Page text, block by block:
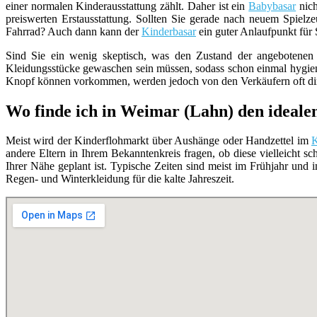
einer normalen Kinderausstattung zählt. Daher ist einBabybasar
preiswerten Erstausstattung. Sollten Sie gerade nach neuem
Fahrrad? Auch dann kann derKinderbasarein guter Anlaufpunkt für
Sind Sie ein wenig skeptisch, was den Zustand der
Kleidungsstücke gewaschen sein müssen, sodass schon einmal
Knopf können vorkommen, werden jedoch von den Verkäufern oft
Wo finde ich in Weimar (Lahn) den
Meist wird der Kinderflohmarkt über Aushänge oder Handzettel im
andere Eltern in Ihrem Bekanntenkreis fragen, ob diese vielleicht
Ihrer Nähe geplant ist. Typische Zeiten sind meist im Frühjahr
Regen- und Winterkleidung für die kalte Jahreszeit.